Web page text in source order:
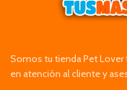
Somos tu tienda Pet Lover
en atención al cliente y